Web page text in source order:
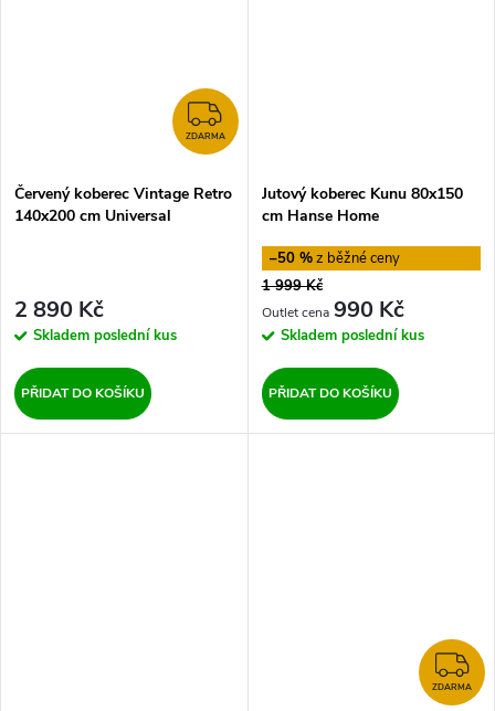
ZDARMA
ZDARMA
Červený koberec Vintage Retro
140x200 cm Universal
2 890 Kč
Skladem poslední kus
PŘIDAT DO KOŠÍKU
Jutový koberec Kunu 80x150
cm Hanse Home
–50 %
1 999 Kč
990 Kč
Skladem poslední kus
PŘIDAT DO KOŠÍKU
ZDARMA